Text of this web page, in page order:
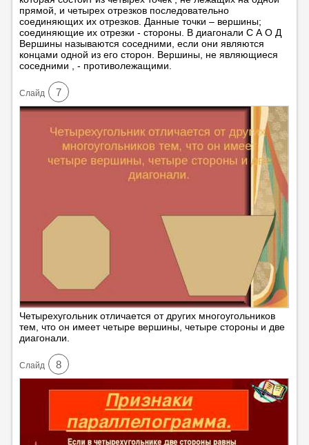
прямой, и четырех отрезков последовательно
соединяющих их отрезков. Данные точки – вершины;
соединяющие их отрезки - стороны. В диагонали С А О Д
Вершины называются соседними, если они являются
концами одной из его сторон. Вершины, не являющиеся
соседними , - противолежащими.
Cлайд 7
Четырехугольник отличается от других многоугольников
тем, что он имеет четыре вершины, четыре стороны и две
диагонали.
Cлайд 8